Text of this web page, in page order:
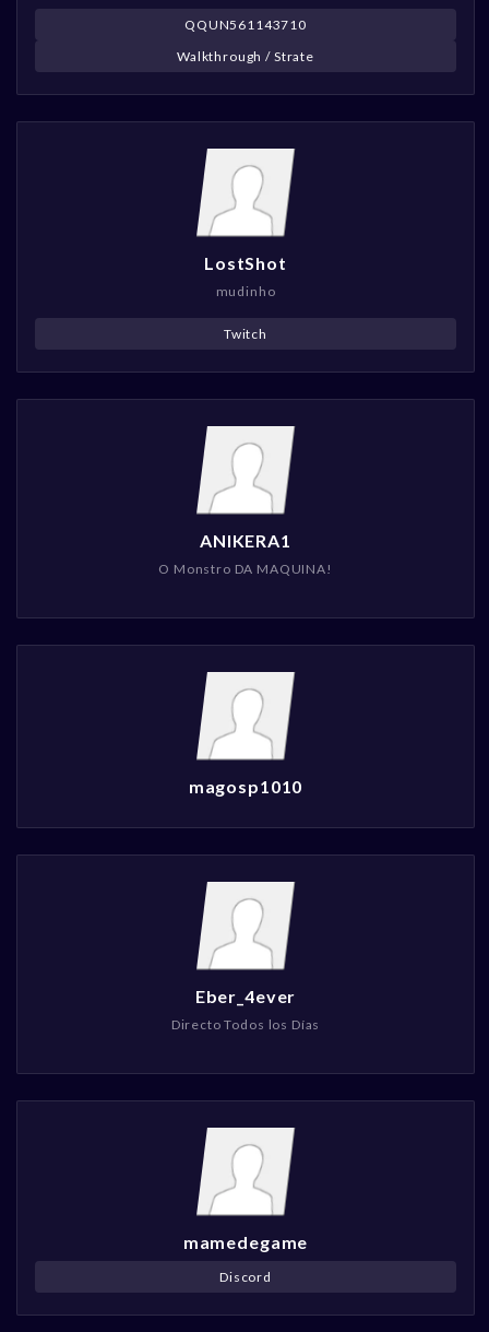
QQUN561143710
Walkthrough / Strate
LostShot
mudinho
Twitch
ANIKERA1
O Monstro DA MAQUINA!
magosp1010
Eber_4ever
Directo Todos los Días
mamedegame
Discord